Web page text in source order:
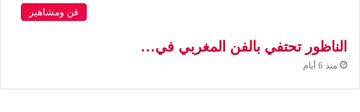
فن ومشاهير
الناظور تحتفي بالفن المغربي في…
منذ 6 أيام